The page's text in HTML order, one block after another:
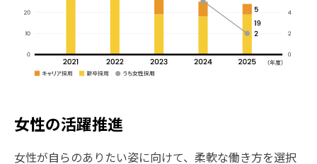
女性の活躍推進
女性が自らのありたい姿に向けて、柔軟な働き方を選択